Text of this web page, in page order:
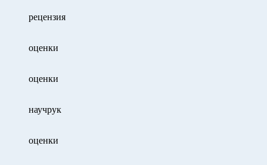
рецензия
оценки
оценки
научрук
оценки